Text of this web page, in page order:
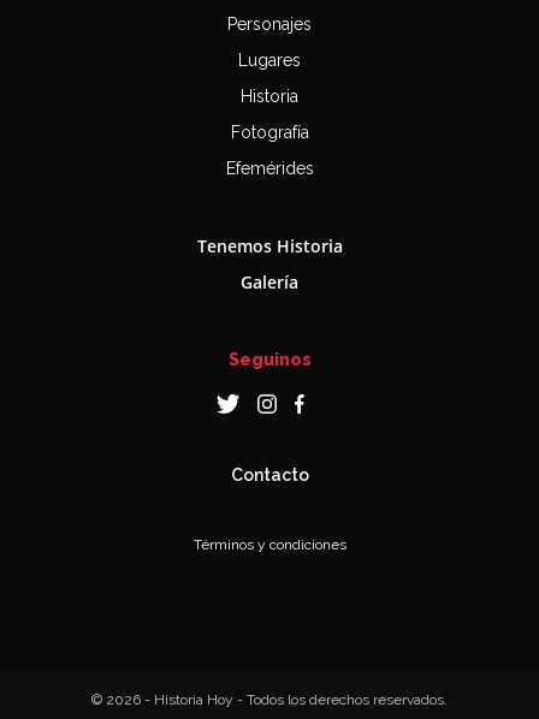
Personajes
Lugares
Historia
Fotografía
Efemérides
Tenemos Historia
Galería
Seguinos
Contacto
Términos y condiciones
© 2026 - Historia Hoy - Todos los derechos reservados.